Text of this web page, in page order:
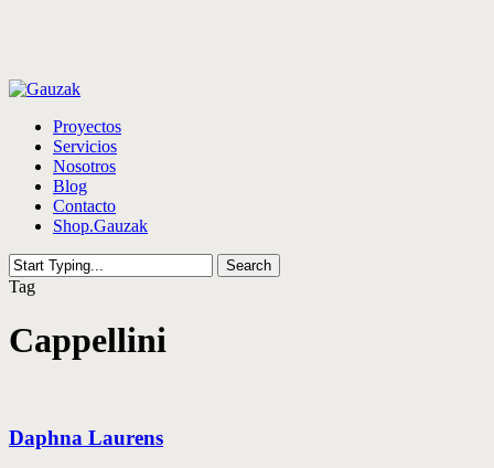
content
Menu
Proyectos
Servicios
Nosotros
Blog
Contacto
Shop.Gauzak
Search
Close
Tag
Cappellini
Daphna Laurens